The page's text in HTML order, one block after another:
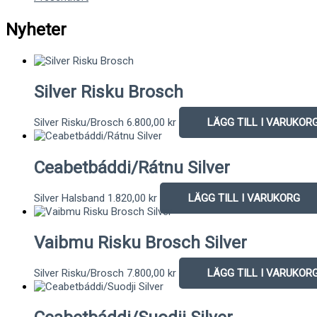
Nyheter
Silver Risku Brosch
Silver Risku/Brosch 6.800,00 kr LÄGG TILL I
Ceabetbáddi/Rátnu Silver
Silver Halsband 1.820,00 kr LÄGG TILL I VARUKORG
Vaibmu Risku Brosch Silver
Silver Risku/Brosch 7.800,00 kr LÄGG TILL I